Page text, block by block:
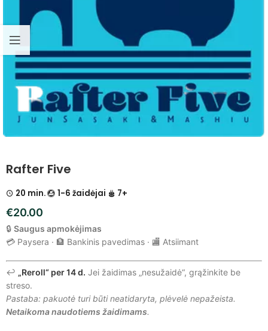
Rafter Five
20 min. 1-6 žaidėjai 7+
€20.00
🔒 Saugus apmokėjimas
💳 Paysera · 🏦 Bankinis pavedimas · 🏬 Atsiimant
↩️ „Reroll“ per 14 d. Jei žaidimas „nesužaidė“, grąžinkite be
streso.
Pastaba: pakuotė turi būti neatidaryta, plėvelė nepažeista.
Netaikoma naudotiems žaidimams.